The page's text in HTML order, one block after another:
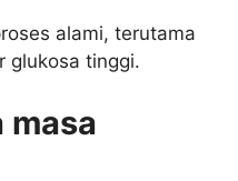
alami, terutama
glukosa tinggi.
masa